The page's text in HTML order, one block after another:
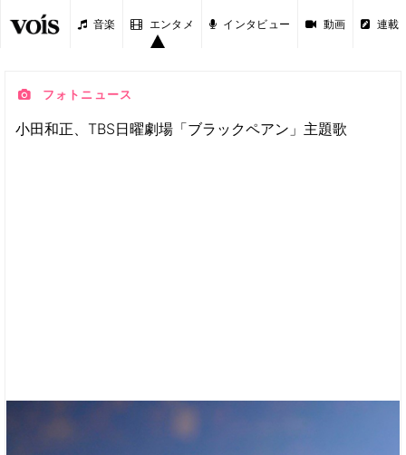
音楽 エンタメ インタビュー 動画 連載
フォトニュース
小田和正、TBS日曜劇場「ブラックペアン」主題歌